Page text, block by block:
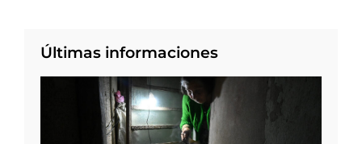
Últimas informaciones